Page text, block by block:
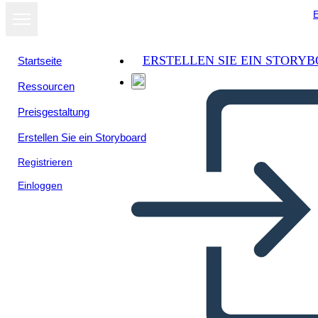
Startseite
Ressourcen
Preisgestaltung
Erstellen Sie ein Storyboard
Registrieren
Einloggen
ERSTELLEN SIE EIN